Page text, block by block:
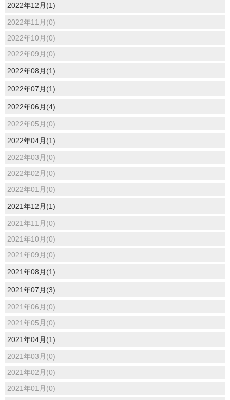
2022年12月(1)
2022年11月(0)
2022年10月(0)
2022年09月(0)
2022年08月(1)
2022年07月(1)
2022年06月(4)
2022年05月(0)
2022年04月(1)
2022年03月(0)
2022年02月(0)
2022年01月(0)
2021年12月(1)
2021年11月(0)
2021年10月(0)
2021年09月(0)
2021年08月(1)
2021年07月(3)
2021年06月(0)
2021年05月(0)
2021年04月(1)
2021年03月(0)
2021年02月(0)
2021年01月(0)